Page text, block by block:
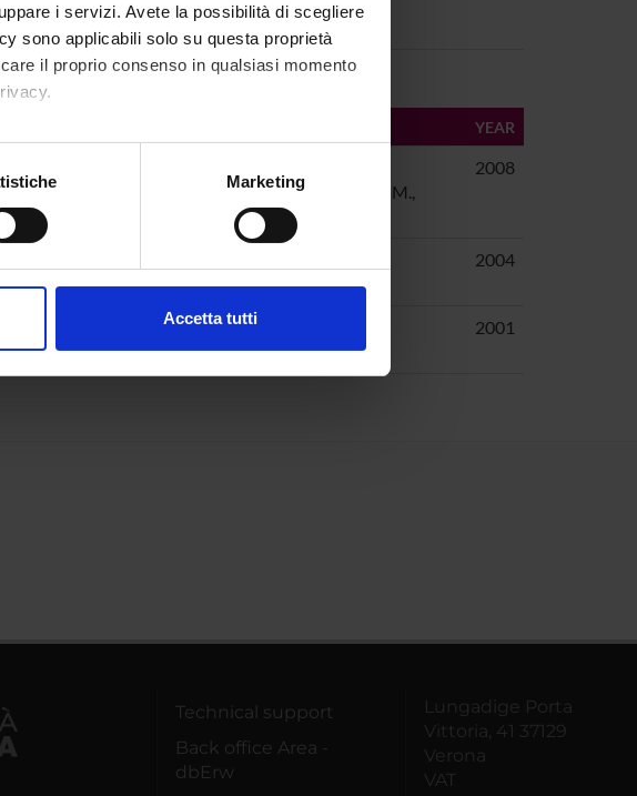
i servizi. Avete la possibilità di scegliere
sono applicabili solo su questa proprietà
il proprio consenso in qualsiasi momento
di qualche metro,
sui cookie.
Marketing
Accetta tutti
Sprachwissenschaft
YEAR
Alessandra; M.,
2008
Alessandra
2004
Alessandra
2001
Technical support
Back office Area -
dbErw
Lungadige Porta
Vittoria, 41 37129
Verona
VAT